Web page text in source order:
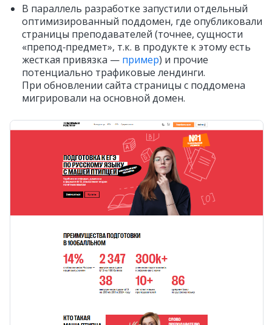
В параллель разработке запустили отдельный
оптимизированный поддомен, где опубликовали
страницы преподавателей (точнее, сущности
«препод‑предмет», т.к. в продукте к этому есть
жесткая привязка — пример) и прочие
потенциально трафиковые лендинги.
При обновлении сайта страницы с поддомена
мигрировали на основной домен.